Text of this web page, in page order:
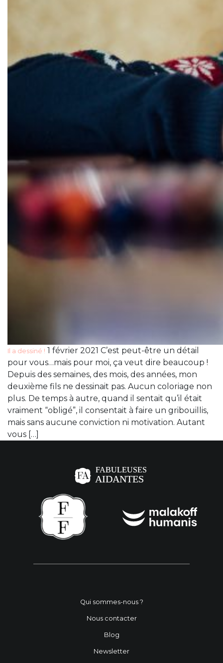
Il a dessiné ! 1 février 2021 C’est peut-être un détail
pour vous…mais pour moi, ça veut dire beaucoup !
Depuis des semaines, des mois, des années, mon
deuxième fils ne dessinait pas. Aucun coloriage non
plus. De temps à autre, quand il sentait qu’il était
vraiment “obligé”, il consentait à faire un gribouillis,
mais sans aucune conviction ni motivation. Autant
vous […]
Qui sommes-nous ?
Nous contacter
Blog
Newsletter